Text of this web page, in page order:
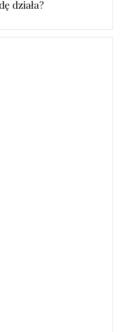
działa?